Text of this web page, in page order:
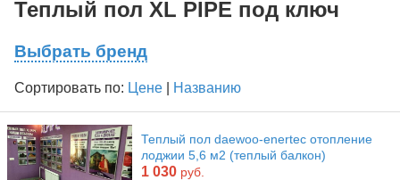
Теплый пол XL PIPE под ключ
Выбрать бренд
Сортировать по: Цене Названию
Теплый пол daewoo-enertec отопление
лоджии 5,6 м2 (теплый балкон)
1 030 руб.